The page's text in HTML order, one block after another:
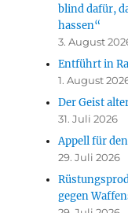
blind dafür,
hassen“
3. August
Entführt in
1. August
Der Geist
31. Juli 2026
Appell für
29. Juli 2026
gegen